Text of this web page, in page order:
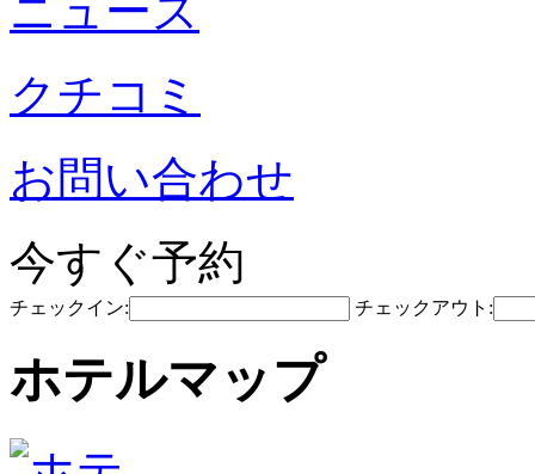
ニュース
クチコミ
お問い合わせ
今すぐ予約
チェックイン: チェックアウト:
ホテルマップ